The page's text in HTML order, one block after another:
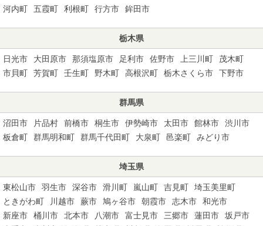
河内町
五霞町 利根町 行方市 鉾田市
栃木県
日光市 大田原市 那須塩原市 足利市 佐野市 上三川町
茂木町
市貝町
芳賀町 壬生町 野木町 高根沢町 栃木さくら市 下野市
群馬県
沼田市 片品村 前橋市 桐生市 伊勢崎市 太田市 館林市
渋川市
板倉町
群馬明和町 群馬千代田町 大泉町 邑楽町 みどり市
埼玉県
東松山市 羽生市 深谷市 滑川町 嵐山町 吉見町
埼玉美里町
ときがわ町
川越市 蕨市 鳩ヶ谷市 朝霞市 志木市
和光市
新座市
桶川市 北本市 八潮市 富士見市 三郷市 蓮田市
坂戸市